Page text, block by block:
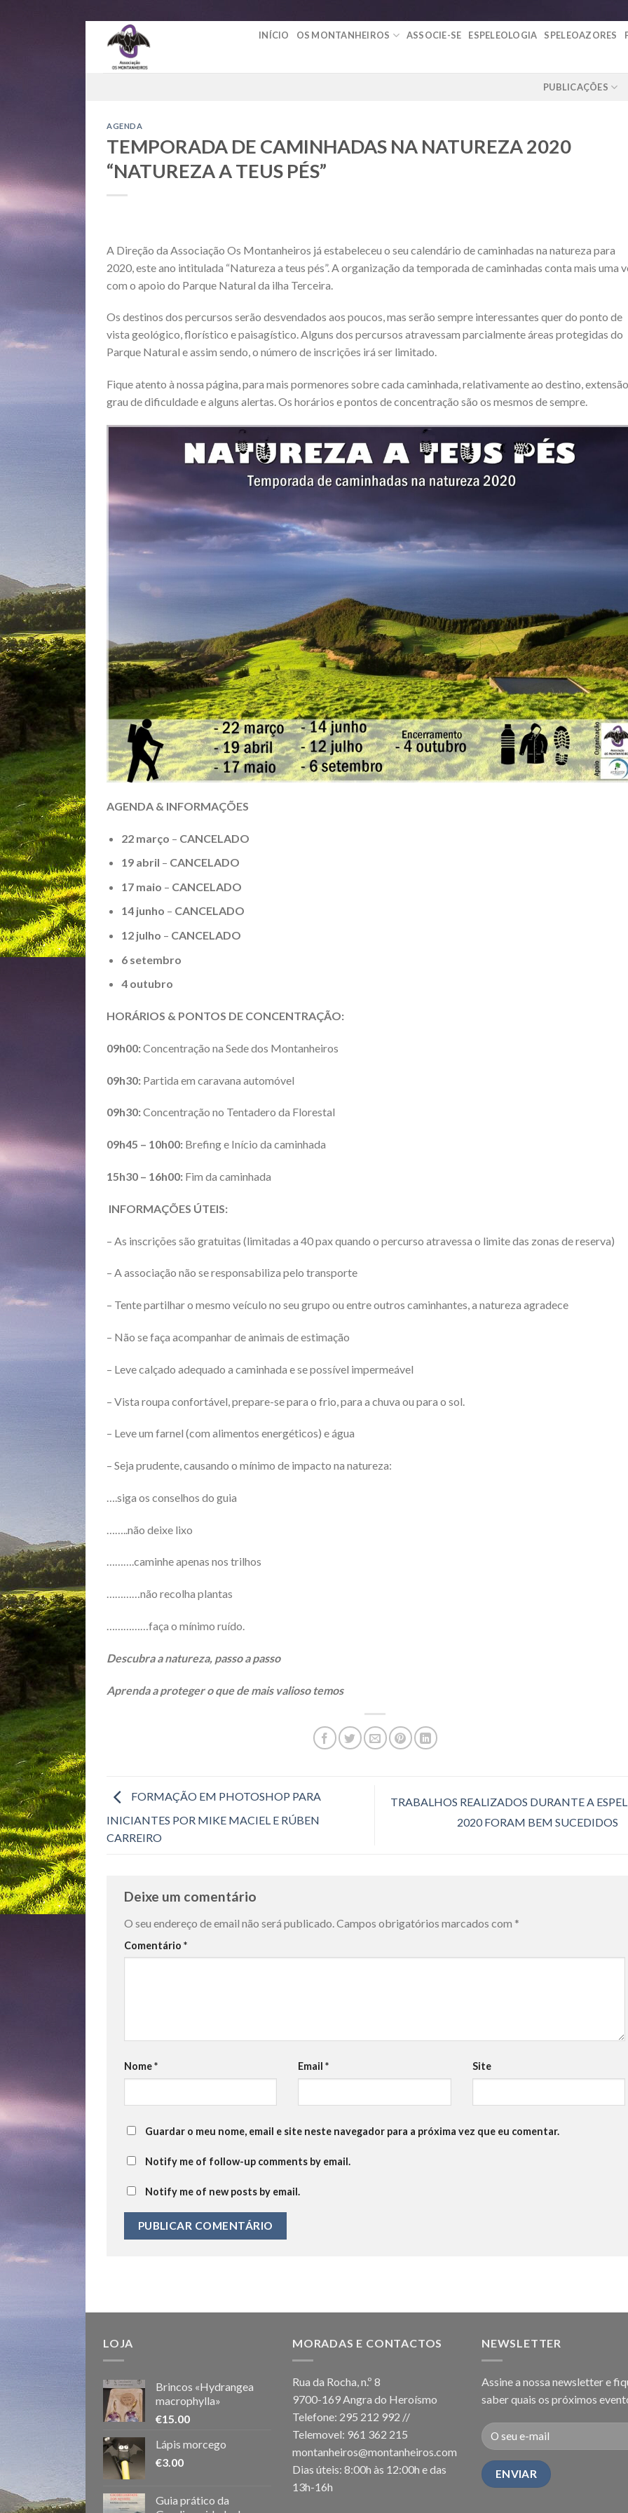
content
INÍCIO OS MONTANHEIROS ASSOCIE-SE ESPELEOLOGIA SPELEOAZORES
PUBLICAÇÕES
AGENDA
TEMPORADA DE CAMINHADAS NA NATUREZA 2020
“NATUREZA A TEUS PÉS”
A Direção da Associação Os Montanheiros já estabeleceu o seu calendário de caminhadas na natureza para
2020, este ano intitulada “Natureza a teus pés”. A organização da temporada de caminhadas conta mais uma
com o apoio do Parque Natural da ilha Terceira.
Os destinos dos percursos serão desvendados aos poucos, mas serão sempre interessantes quer do ponto de
vista geológico, florístico e paisagístico. Alguns dos percursos atravessam parcialmente áreas protegidas do
Parque Natural e assim sendo, o número de inscrições irá ser limitado.
Fique atento à nossa página, para mais pormenores sobre cada caminhada, relativamente ao destino,
grau de dificuldade e alguns alertas. Os horários e pontos de concentração são os mesmos de sempre.
AGENDA & INFORMAÇÕES
22 março – CANCELADO
19 abril – CANCELADO
17 maio – CANCELADO
14 junho – CANCELADO
12 julho – CANCELADO
6 setembro
4 outubro
HORÁRIOS & PONTOS DE CONCENTRAÇÃO:
09h00:Concentração na Sede dos Montanheiros
09h30: Partida em caravana automóvel
09h30:Concentração no Tentadero da Florestal
09h45 – 10h00: Brefing e Início da caminhada
15h30 – 16h00: Fim da caminhada
INFORMAÇÕES ÚTEIS:
– As inscrições são gratuitas (limitadas a 40 pax quando o percurso atravessa o limite das zonas de reserva)
– A associação não se responsabiliza pelo transporte
– Tente partilhar o mesmo veículo no seu grupo ou entre outros caminhantes, a natureza agradece
– Não se faça acompanhar de animais de estimação
– Leve calçado adequado a caminhada e se possível impermeável
– Vista roupa confortável, prepare-se para o frio, para a chuva ou para o sol.
– Leve um farnel (com alimentos energéticos) e água
– Seja prudente, causando o mínimo de impacto na natureza:
….siga os conselhos do guia
……..não deixe lixo
……….caminhe apenas nos trilhos
…………não recolha plantas
……………faça o mínimo ruído.
Descubra a natureza, passo a passo
Aprenda a proteger o que de mais valioso temos
FORMAÇÃO EM PHOTOSHOP PARA
INICIANTES POR MIKE MACIEL E RÚBEN
CARREIRO
TRABALHOS REALIZADOS DURANTE A
2020 FORAM BEM SUCEDIDOS
Deixe um comentário
O seu endereço de email não será publicado. Campos obrigatórios marcados com *
Comentário *
Nome* Email* Site
Guardar o meu nome, email e site neste navegador para a próxima vez que eu comentar.
Notify me of follow-up comments by email.
Notify me of new posts by email.
LOJA
Brincos «Hydrangea
macrophylla»
€15.00
Lápis morcego
€3.00
Guia prático da
MORADAS E CONTACTOS
Rua da Rocha, n.º 8
9700-169 Angra do Heroísmo
Telefone: 295 212 992 //
Telemovel: 961 362 215
montanheiros@montanheiros.com
Dias úteis: 8:00h às 12:00h e das
13h-16h
NEWSLETTER
Assine a nossa newsletter e
saber quais os próximos